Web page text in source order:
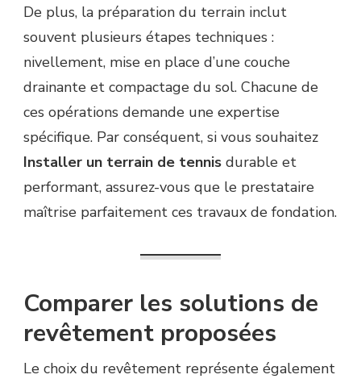
De plus, la préparation du terrain inclut
souvent plusieurs étapes techniques :
nivellement, mise en place d’une couche
drainante et compactage du sol. Chacune de
ces opérations demande une expertise
spécifique. Par conséquent, si vous souhaitez
Installer un terrain de tennis durable et
performant, assurez-vous que le prestataire
maîtrise parfaitement ces travaux de fondation.
Comparer les solutions de
revêtement proposées
Le choix du revêtement représente également